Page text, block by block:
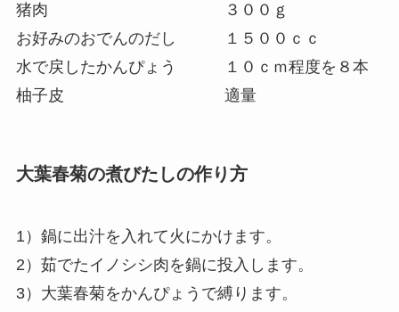
猪肉 ３００ｇ
お好みのおでんのだし １５００ｃｃ
水で戻したかんぴょう １０ｃｍ程度を８本
柚子皮 適量
大葉春菊の煮びたしの作り方
1）鍋に出汁を入れて火にかけます。
2）茹でたイノシシ肉を鍋に投入します。
3）大葉春菊をかんぴょうで縛ります。